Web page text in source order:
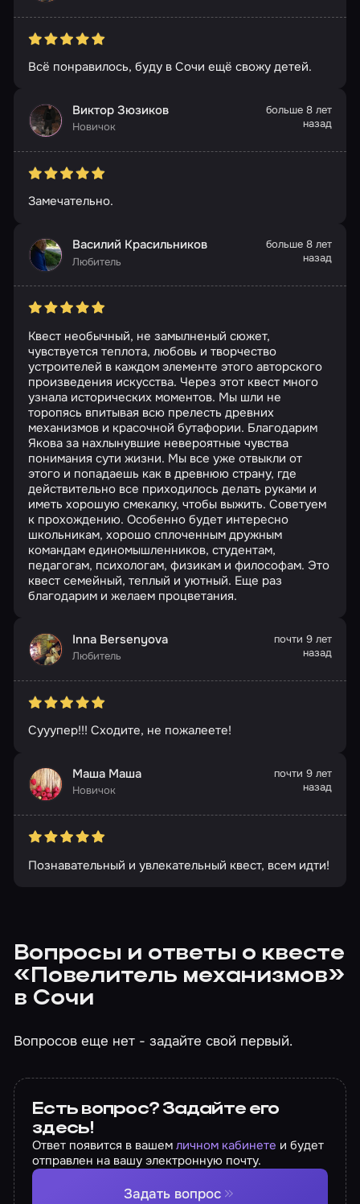
Всё понравилось, буду в Сочи ещё свожу детей.
Виктор Зюзиков
Новичок
больше 8 лет
назад
Замечательно.
Василий Красильников
Любитель
больше 8 лет
назад
Квест необычный, не замылненый сюжет,
чувствуется теплота, любовь и творчество
устроителей в каждом элементе этого авторского
произведения искусства. Через этот квест много
узнала исторических моментов. Мы шли не
торопясь впитывая всю прелесть древних
механизмов и красочной бутафории. Благодарим
Якова за нахлынувшие невероятные чувства
понимания сути жизни. Мы все уже отвыкли от
этого и попадаешь как в древнюю страну, где
действительно все приходилось делать руками и
иметь хорошую смекалку, чтобы выжить. Советуем
к прохождению. Особенно будет интересно
школьникам, хорошо сплоченным дружным
командам единомышленников, студентам,
педагогам, психологам, физикам и философам. Это
квест семейный, теплый и уютный. Еще раз
благодарим и желаем процветания.
Inna Bersenyova
Любитель
почти 9 лет
назад
Сууупер!!! Сходите, не пожалеете!
Маша Маша
Новичок
почти 9 лет
назад
Познавательный и увлекательный квест, всем идти!
Вопросы и ответы о квесте
«Повелитель механизмов»
в Сочи
Вопросов еще нет - задайте свой первый.
Есть вопрос? Задайте его
здесь!
Ответ появится в вашемличном кабинете и будет
отправлен на вашу электронную почту.
Задать вопрос